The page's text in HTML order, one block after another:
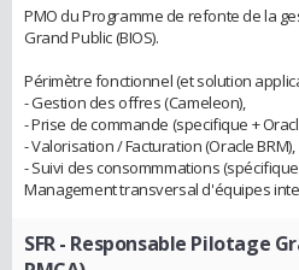
PMO du Programme de refonte de la
Grand Public (BIOS).
Périmètre fonctionnel (et solution
- Gestion des offres (Cameleon),
- Prise de commande (specifique +
- Valorisation / Facturation (Oracle BRM),
- Suivi des consommmations
Management transversal d'équipes
SFR- Responsable Pilotage